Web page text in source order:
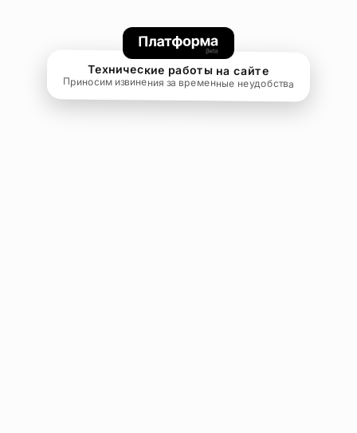
Технические работы на сайте
Приносим извинения за временные неудобства